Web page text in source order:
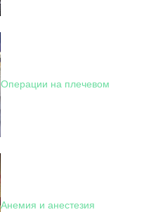
Операции на плечевом
Анемия и анестезия